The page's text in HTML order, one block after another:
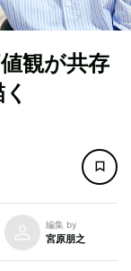
観が共存
編集 by
宮原朋之